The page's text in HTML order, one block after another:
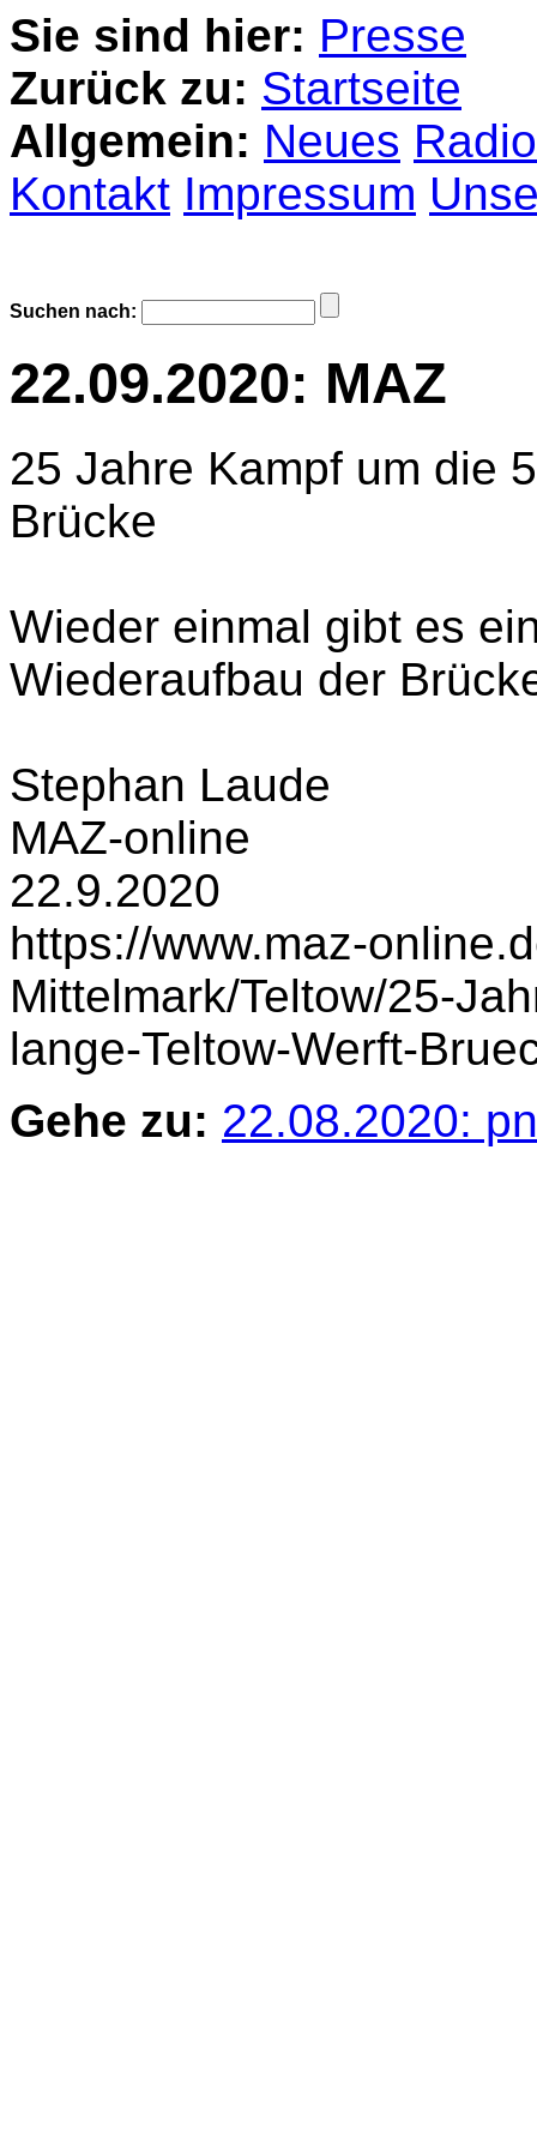
Sie sind hier: Presse
Zurück zu: Startseite
Allgemein: Neues
Kontakt Impressum
Suchen nach:
22.09.2020: MAZ
25 Jahre Kampf um die
Brücke
Wieder einmal gibt es
Wiederaufbau der
Stephan Laude
MAZ-online
22.9.2020
https://www.maz-
Mittelmark/Teltow/25-
lange-Teltow-Werft-
Gehe zu: 22.08.2020: